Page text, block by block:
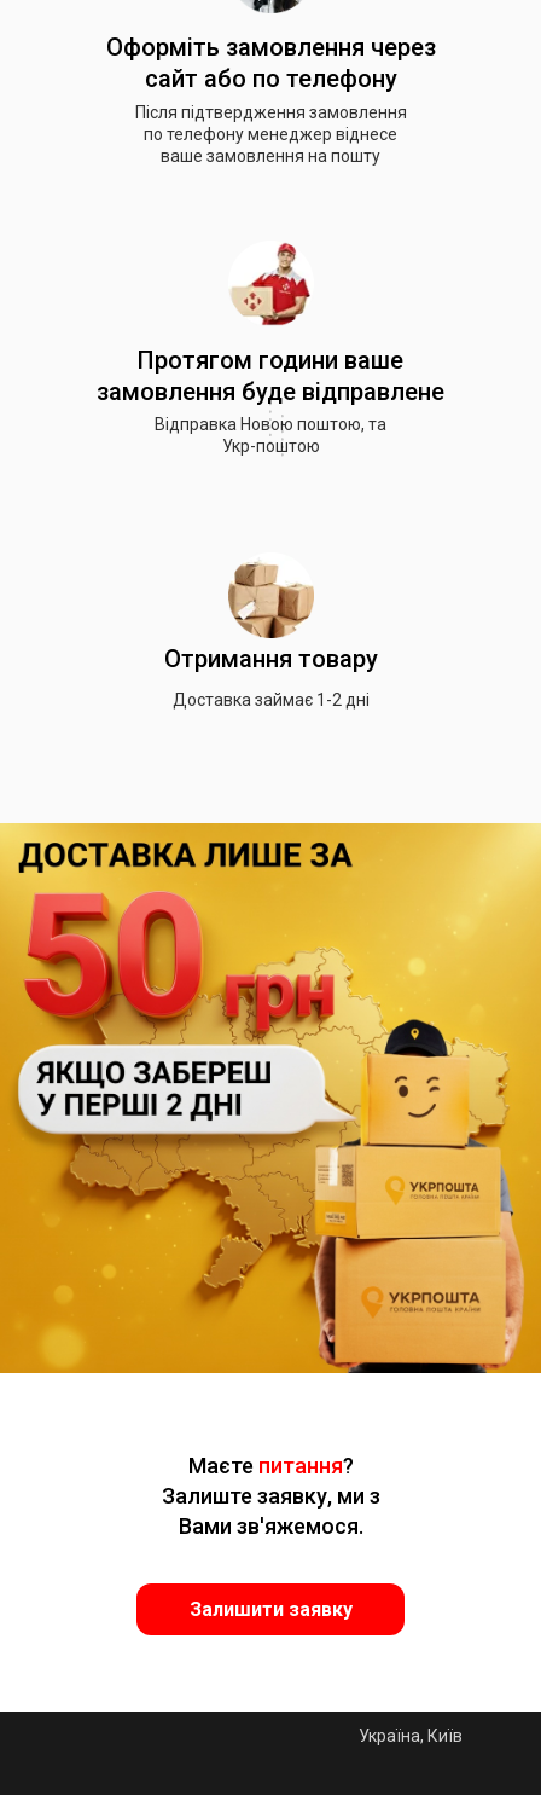
Оформіть замовлення через
сайт або по телефону
Після підтвердження замовлення
по телефону менеджер віднесе
ваше замовлення на пошту
Протягом години ваше
замовлення буде відправлене
Відправка Новою поштою, та
Укр-поштою
Отримання товару
Доставка займає 1-2 дні
Маєте питання?
Залиште заявку, ми з
Вами зв'яжемося.
Залишити заявку
Україна, Київ